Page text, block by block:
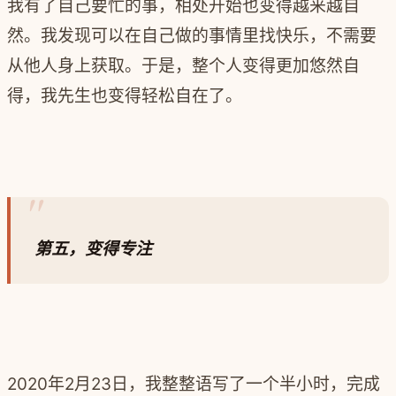
我有了自己要忙的事，相处开始也变得越来越自
然。我发现可以在自己做的事情里找快乐，不需要
从他人身上获取。于是，整个人变得更加悠然自
得，我先生也变得轻松自在了。
第五，变得专注
2020年2月23日，我整整语写了一个半小时，完成